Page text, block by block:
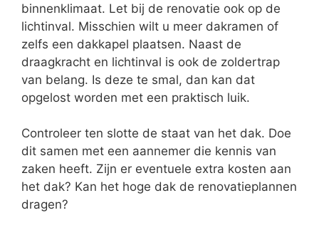
binnenklimaat. Let bij de renovatie ook op de
lichtinval. Misschien wilt u meer dakramen of
zelfs een dakkapel plaatsen. Naast de
draagkracht en lichtinval is ook de zoldertrap
van belang. Is deze te smal, dan kan dat
opgelost worden met een praktisch luik.
Controleer ten slotte de staat van het dak. Doe
dit samen met een aannemer die kennis van
zaken heeft. Zijn er eventuele extra kosten aan
het dak? Kan het hoge dak de renovatieplannen
dragen?